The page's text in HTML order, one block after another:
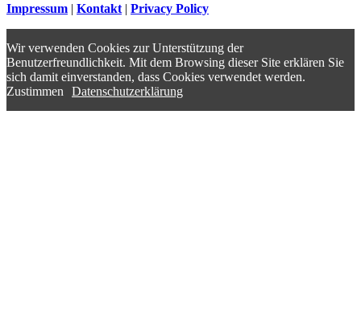
Impressum | Kontakt | Privacy Policy
Wir verwenden Cookies zur Unterstützung der
Benutzerfreundlichkeit. Mit dem Browsing dieser Site erklären Sie
sich damit einverstanden, dass Cookies verwendet werden.
Zustimmen
Datenschutzerklärung